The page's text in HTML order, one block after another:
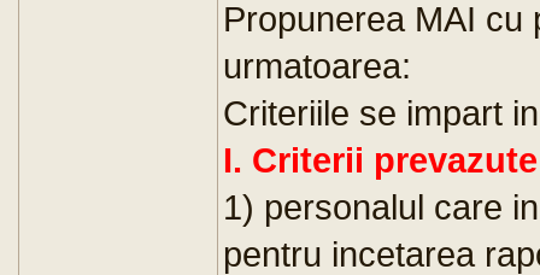
Propunerea MAI cu
urmatoarea:
Criteriile se impart
I. Criterii
1) personalul care
pentru incetarea